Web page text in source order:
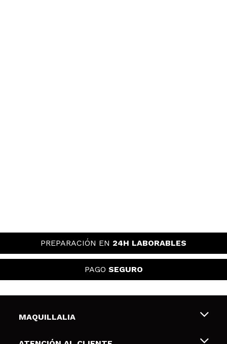
PREPARACIÓN EN 24H LABORABLES
PAGO SEGURO
MAQUILLALIA
Sobre nosotros